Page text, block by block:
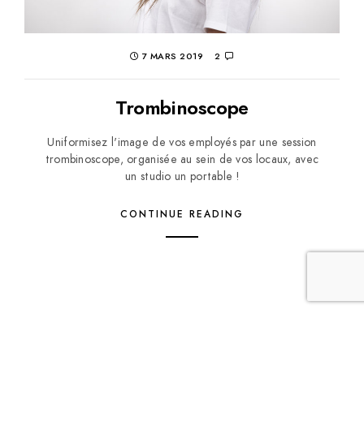
7 MARS 2019 2
Trombinoscope
Uniformisez l'image de vos employés par une session
trombinoscope, organisée au sein de vos locaux, avec
un studio un portable !
CONTINUE READING